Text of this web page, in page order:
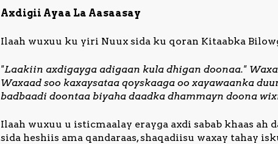
Axdigii Ayaa La Aasaasay
Ilaah wuxuu ku yiri Nuux sida ku qoran Kitaabka
"Laakiin axdigayga adigaan kula dhigan doonaa."
Waxaad soo kaxaysataa qoyskaaga oo xayawaanka
badbaadi doontaa biyaha daadka dhammayn doona
Ilaah wuxuu u isticmaalay erayga axdi sabab khaas ah
sida heshiis ama qandaraas, shaqadiisu waxay tahay